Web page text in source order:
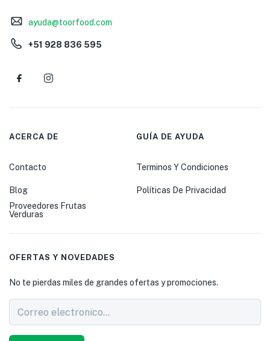
ayuda@toorfood.com
+51 928 836 595
ACERCA DE
Contacto
Blog
Proveedores Frutas
Verduras
GUÍA DE AYUDA
Terminos Y Condiciones
Políticas De Privacidad
OFERTAS Y NOVEDADES
No te pierdas miles de grandes ofertas y promociones.